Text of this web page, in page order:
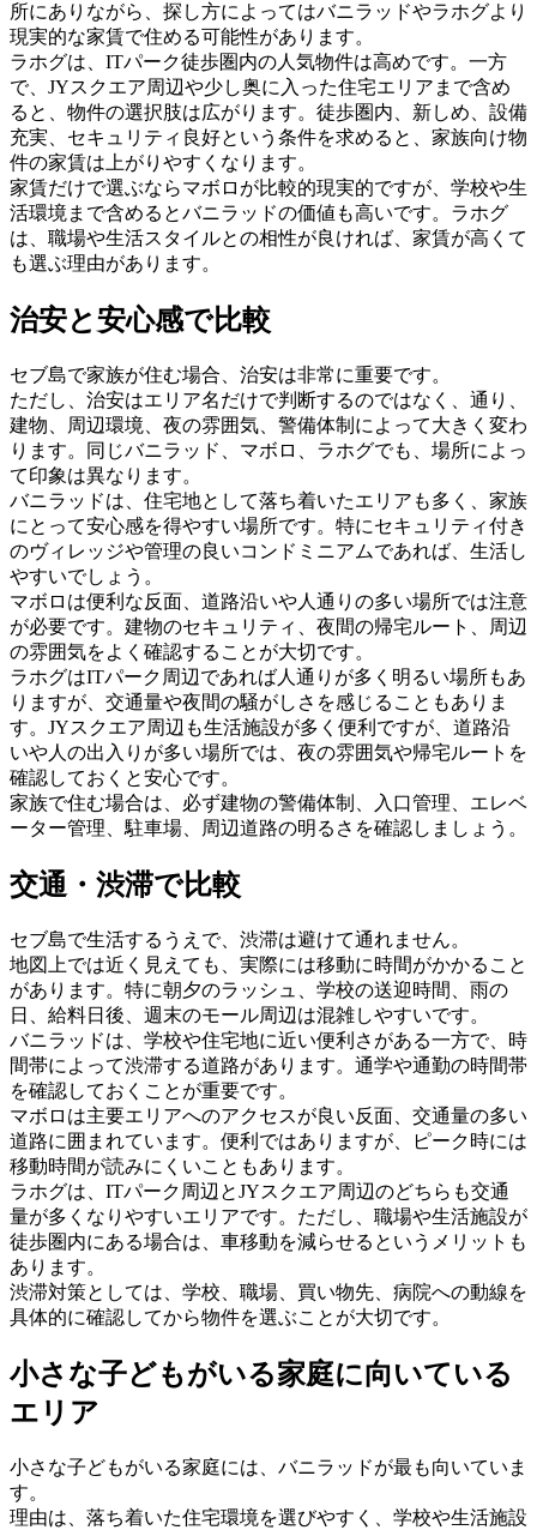
所にありながら、探し方によってはバニラッドやラホグより
現実的な家賃で住める可能性があります。
ラホグは、ITパーク徒歩圏内の人気物件は高めです。一方
で、JYスクエア周辺や少し奥に入った住宅エリアまで含め
ると、物件の選択肢は広がります。徒歩圏内、新しめ、設備
充実、セキュリティ良好という条件を求めると、家族向け物
件の家賃は上がりやすくなります。
家賃だけで選ぶならマボロが比較的現実的ですが、学校や生
活環境まで含めるとバニラッドの価値も高いです。ラホグ
は、職場や生活スタイルとの相性が良ければ、家賃が高くて
も選ぶ理由があります。
治安と安心感で比較
セブ島で家族が住む場合、治安は非常に重要です。
ただし、治安はエリア名だけで判断するのではなく、通り、
建物、周辺環境、夜の雰囲気、警備体制によって大きく変わ
ります。同じバニラッド、マボロ、ラホグでも、場所によっ
て印象は異なります。
バニラッドは、住宅地として落ち着いたエリアも多く、家族
にとって安心感を得やすい場所です。特にセキュリティ付き
のヴィレッジや管理の良いコンドミニアムであれば、生活し
やすいでしょう。
マボロは便利な反面、道路沿いや人通りの多い場所では注意
が必要です。建物のセキュリティ、夜間の帰宅ルート、周辺
の雰囲気をよく確認することが大切です。
ラホグはITパーク周辺であれば人通りが多く明るい場所もあ
りますが、交通量や夜間の騒がしさを感じることもありま
す。JYスクエア周辺も生活施設が多く便利ですが、道路沿
いや人の出入りが多い場所では、夜の雰囲気や帰宅ルートを
確認しておくと安心です。
家族で住む場合は、必ず建物の警備体制、入口管理、エレベ
ーター管理、駐車場、周辺道路の明るさを確認しましょう。
交通・渋滞で比較
セブ島で生活するうえで、渋滞は避けて通れません。
地図上では近く見えても、実際には移動に時間がかかること
があります。特に朝夕のラッシュ、学校の送迎時間、雨の
日、給料日後、週末のモール周辺は混雑しやすいです。
バニラッドは、学校や住宅地に近い便利さがある一方で、時
間帯によって渋滞する道路があります。通学や通勤の時間帯
を確認しておくことが重要です。
マボロは主要エリアへのアクセスが良い反面、交通量の多い
道路に囲まれています。便利ではありますが、ピーク時には
移動時間が読みにくいこともあります。
ラホグは、ITパーク周辺とJYスクエア周辺のどちらも交通
量が多くなりやすいエリアです。ただし、職場や生活施設が
徒歩圏内にある場合は、車移動を減らせるというメリットも
あります。
渋滞対策としては、学校、職場、買い物先、病院への動線を
具体的に確認してから物件を選ぶことが大切です。
小さな子どもがいる家庭に向いている
エリア
小さな子どもがいる家庭には、バニラッドが最も向いていま
す。
理由は、落ち着いた住宅環境を選びやすく、学校や生活施設